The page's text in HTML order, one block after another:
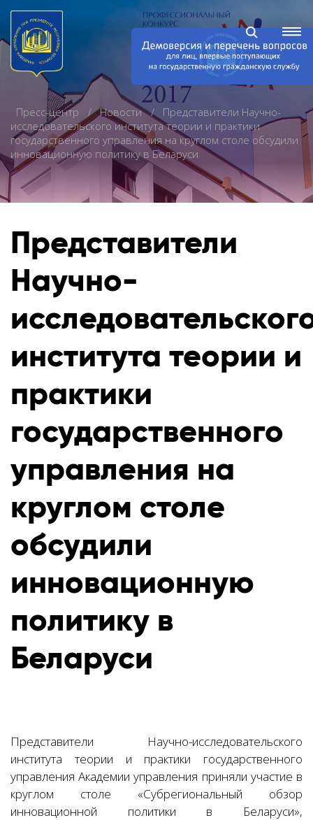
Пресс-центр Новости
Представители Научно-
исследовательского института теории и практики
государственного управления на круглом столе обсудили
инновационную политику в Беларуси
Представители
Научно-
института теории и
практики
государственного
управления на
круглом столе
обсудили
инновационную
политику в
Беларуси
Представители Научно-исследовательского
института теории и практики государственного
управления Академии управления приняли участие в
круглом столе «Субрегиональный обзор
инновационной политики в Беларуси»,